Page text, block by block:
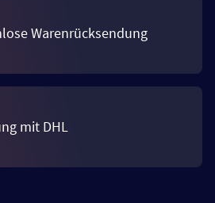
Warenrücksendung
mit DHL